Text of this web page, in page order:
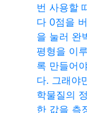
번 사용할
다 0점을
을 눌러 완
평형을 이
록 만들어
다. 그래야
학물질의
한 값을 측